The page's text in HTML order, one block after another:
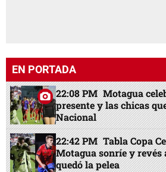
EN PORTADA
22:08 PM Motagua
presente y las chicas
Nacional
22:42 PM Tabla Copa
Motagua sonríe y
quedó la pelea